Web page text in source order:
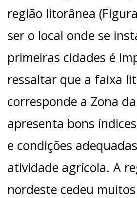
região litorânea
ser o local onde se
primeiras cidades é
ressaltar que a faixa
corresponde a Zona
apresenta bons
e condições
atividade agrícola. A
nordeste cedeu